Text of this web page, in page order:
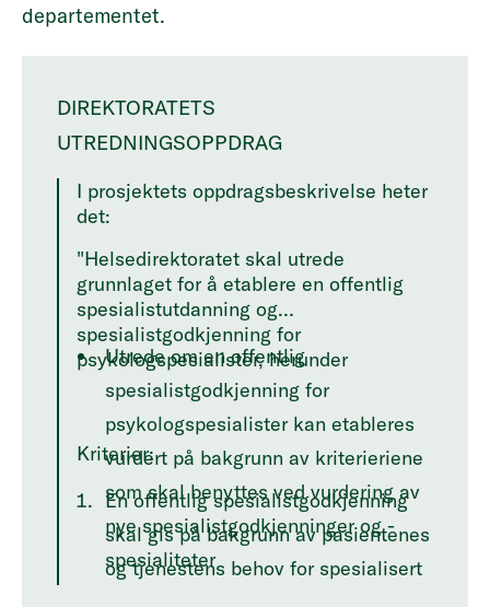
departementet.
DIREKTORATETS
UTREDNINGSOPPDRAG
I prosjektets oppdragsbeskrivelse heter
det:
"Helsedirektoratet skal utrede
grunnlaget for å etablere en offentlig
spesialistutdanning og
spesialistgodkjenning for
psykologspesialister, herunder
Utrede om en offentlig
spesialistgodkjenning for
psykologspesialister kan etableres
vurdert på bakgrunn av kriterieriene
som skal benyttes ved vurdering av
nye spesialistgodkjenninger og -
spesialiteter
Kriterier:
En offentlig spesialistgodkjenning
skal gis på bakgrunn av pasientenes
og tjenestens behov for spesialisert